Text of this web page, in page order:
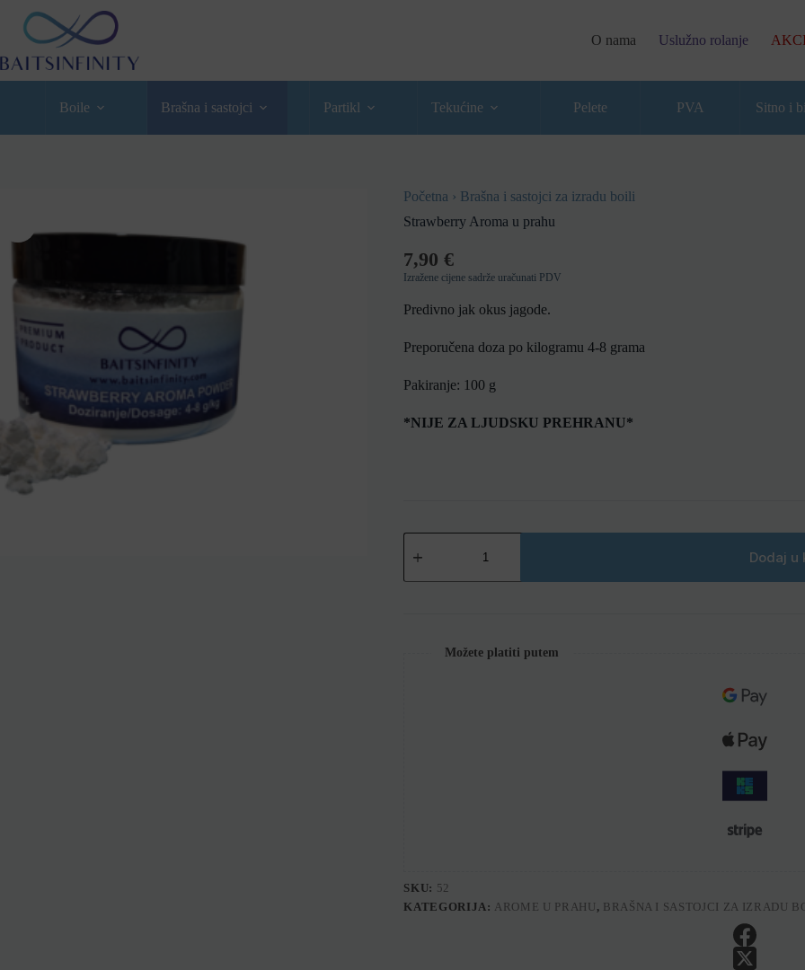
7,90€ O nama Uslužno rolanje
Boile Brašna i sastojci Partikl Tekućine Pelete PVA Sitno i
Početna › Brašna i sastojci za izradu boili
Strawberry Aroma u prahu
7,90€
Izražene cijene sadrže uračunati PDV
Predivno jak okus jagode.
Preporučena doza po kilogramu 4-8 grama
Pakiranje: 100 g
*NIJE ZA LJUDSKU PREHRANU*
Dodaj u
Možete platiti putem
SKU: 52
KATEGORIJA: AROME U PRAHU , BRAŠNA I SASTOJCI ZA IZRADU